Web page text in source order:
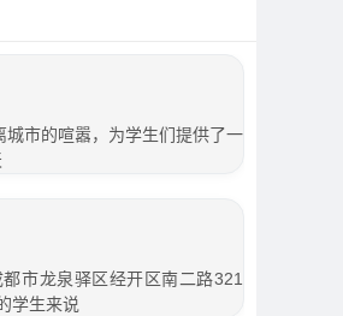
市的喧嚣，为学生们提供了一
市龙泉驿区经开区南二路321
学生来说